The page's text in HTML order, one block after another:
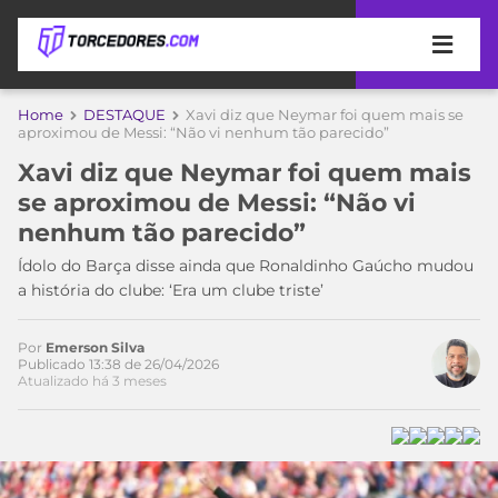
APOSTAS
DE
APOSTA
MELHORES
SITES
DE
APOSTAS
2026
BETBOOM
COPA
DO
MUNDO
TIMES
MEU
TIME
PALMEIRAS
CAMPEONATOS
SÉRIE
ESPORTIVA
Home DESTAQUE
Xavi diz que Neymar foi quem mais se
aproximou de Messi: “Não vi nenhum tão parecido”
Xavi diz que Neymar foi quem mais
se aproximou de Messi: “Não vi
nenhum tão parecido”
Ídolo do Barça disse ainda que Ronaldinho Gaúcho mudou
a história do clube: ‘Era um clube triste’
Acesse o perfil do autor
Por Emerson Silva
Publicado 13:38 de 26/04/2026
Atualizado há 3 meses